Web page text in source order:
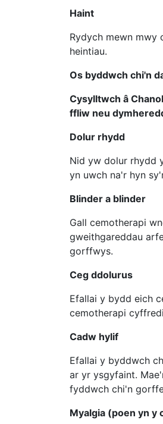
Haint
Rydych mewn
heintiau.
Os byddwch chi'n
Cysylltwch â
ffliw neu
Dolur rhydd
Nid yw dolur rhydd
yn uwch na'r hyn
Blinder a blinder
Gall cemotherapi
gweithgareddau
gorffwys.
Ceg ddolurus
Efallai y bydd eich
cemotherapi
Cadw hylif
Efallai y byddwch
ar yr ysgyfaint.
fyddwch chi'n
Myalgia (poen yn y